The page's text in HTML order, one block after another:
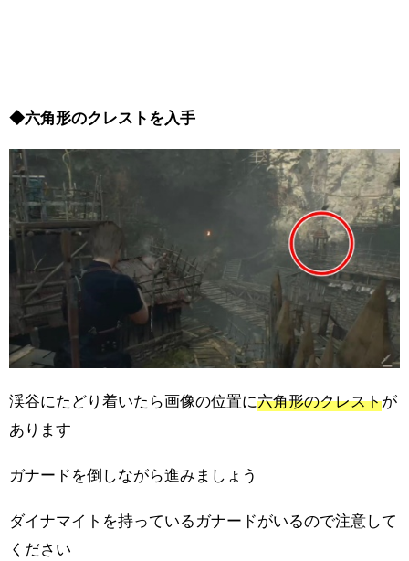
◆六角形のクレストを入手
渓谷にたどり着いたら画像の位置に六角形のクレストが
あります
ガナードを倒しながら進みましょう
ダイナマイトを持っているガナードがいるので注意して
ください